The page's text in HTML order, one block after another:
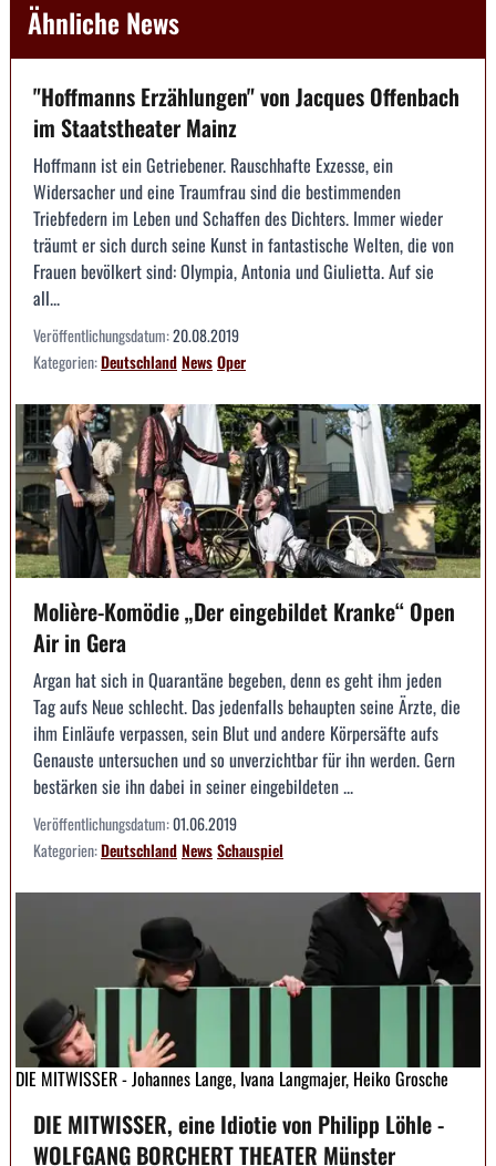
Ähnliche News
"Hoffmanns Erzählungen" von Jacques Offenbach
im Staatstheater Mainz
Hoffmann ist ein Getriebener. Rauschhafte Exzesse, ein
Widersacher und eine Traumfrau sind die bestimmenden
Triebfedern im Leben und Schaffen des Dichters. Immer wieder
träumt er sich durch seine Kunst in fantastische Welten, die von
Frauen bevölkert sind: Olympia, Antonia und Giulietta. Auf sie
all...
Veröffentlichungsdatum:20.08.2019
Kategorien:DeutschlandNewsOper
Molière-Komödie „Der eingebildet Kranke“ Open
Air in Gera
Argan hat sich in Quarantäne begeben, denn es geht ihm jeden
Tag aufs Neue schlecht. Das jedenfalls behaupten seine Ärzte, die
ihm Einläufe verpassen, sein Blut und andere Körpersäfte aufs
Genauste untersuchen und so unverzichtbar für ihn werden. Gern
bestärken sie ihn dabei in seiner eingebildeten ...
Veröffentlichungsdatum:01.06.2019
Kategorien:DeutschlandNewsSchauspiel
DIE MITWISSER - Johannes Lange, Ivana Langmajer, Heiko Grosche
DIE MITWISSER, eine Idiotie von Philipp Löhle -
WOLFGANG BORCHERT THEATER Münster